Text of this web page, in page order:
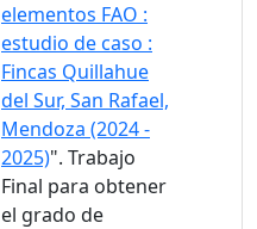
elementos FAO :
estudio de caso :
Fincas Quillahue
del Sur, San Rafael,
Mendoza (2024 -
2025)". Trabajo
Final para obtener
el grado de